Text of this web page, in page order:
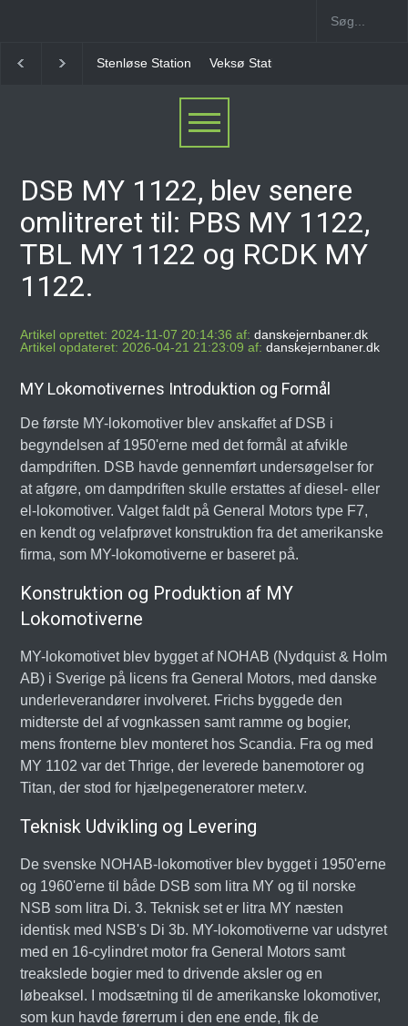
Stenløse Station Veksø Station
DSB MY 1122, blev senere
omlitreret til: PBS MY 1122,
TBL MY 1122 og RCDK MY
1122.
Artikel oprettet: 2024-11-07 20:14:36 af: danskejernbaner.dk
Artikel opdateret: 2026-04-21 21:23:09 af: danskejernbaner.dk
MY Lokomotivernes Introduktion og Formål
De første MY-lokomotiver blev anskaffet af DSB i
begyndelsen af 1950'erne med det formål at afvikle
dampdriften. DSB havde gennemført undersøgelser for
at afgøre, om dampdriften skulle erstattes af diesel- eller
el-lokomotiver. Valget faldt på General Motors type F7,
en kendt og velafprøvet konstruktion fra det amerikanske
firma, som MY-lokomotiverne er baseret på.
Konstruktion og Produktion af MY
Lokomotiverne
MY-lokomotivet blev bygget af NOHAB (Nydquist & Holm
AB) i Sverige på licens fra General Motors, med danske
underleverandører involveret. Frichs byggede den
midterste del af vognkassen samt ramme og bogier,
mens fronterne blev monteret hos Scandia. Fra og med
MY 1102 var det Thrige, der leverede banemotorer og
Titan, der stod for hjælpegeneratorer meter.v.
Teknisk Udvikling og Levering
De svenske NOHAB-lokomotiver blev bygget i 1950'erne
og 1960'erne til både DSB som litra MY og til norske
NSB som litra Di. 3. Teknisk set er litra MY næsten
identisk med NSB's Di 3b. MY-lokomotiverne var udstyret
med en 16-cylindret motor fra General Motors samt
treakslede bogier med to drivende aksler og en
løbeaksel. I modsætning til de amerikanske lokomotiver,
som kun havde førerrum i den ene ende, fik de